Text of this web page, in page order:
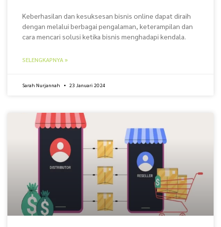
Keberhasilan dan kesuksesan bisnis online dapat diraih
dengan melalui berbagai pengalaman, keterampilan dan
cara mencari solusi ketika bisnis menghadapi kendala.
SELENGKAPNYA »
Sarah Nurjannah 23 Januari 2024